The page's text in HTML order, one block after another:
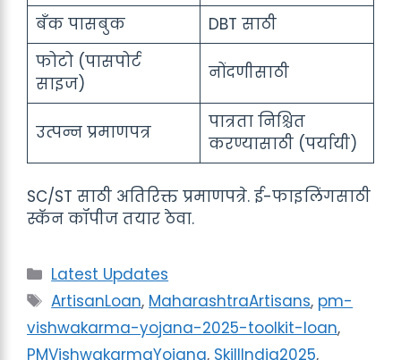
बँक पासबुक
DBT साठी
फोटो (पासपोर्ट
साइज)
नोंदणीसाठी
उत्पन्न प्रमाणपत्र
पात्रता निश्चित
करण्यासाठी (पर्यायी)
SC/ST साठी अतिरिक्त प्रमाणपत्रे. ई-फाइलिंगसाठी
स्कॅन कॉपीज तयार ठेवा.
Categories
Latest Updates
Tags
ArtisanLoan, MaharashtraArtisans, pm-
vishwakarma-yojana-2025-toolkit-loan,
PMVishwakarmaYojana, SkillIndia2025,